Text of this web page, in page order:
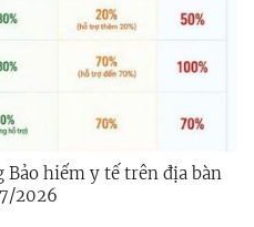
hiểm y tế trên địa bàn
2026